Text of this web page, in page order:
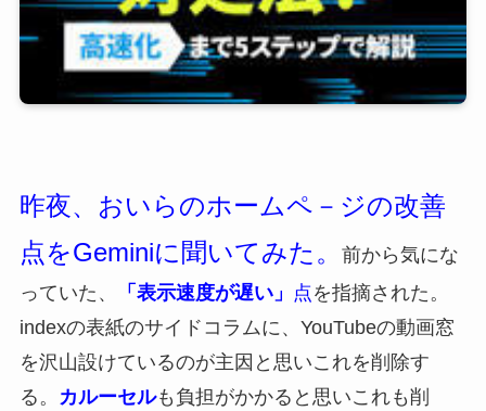
昨夜、おいらのホームペ－ジの改善
点をGeminiに聞いてみた。
前から気にな
っていた、
「表示速度が遅い」 点を指摘された。
indexの表紙のサイドコラムに、YouTubeの動画窓
を沢山設けているのが主因と思いこれを削除す
る。
カルーセルも負担がかかると思いこれも削